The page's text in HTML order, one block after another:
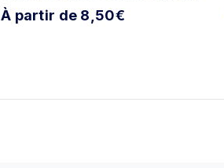
À partir de 8,50€